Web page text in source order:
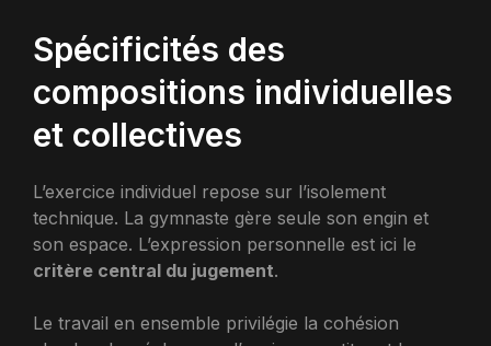
Spécificités des
compositions individuelles
et collectives
L’exercice individuel repose sur l’isolement
technique. La gymnaste gère seule son engin et
son espace. L’expression personnelle est ici le
critère central du jugement.
Le travail en ensemble privilégie la cohésion